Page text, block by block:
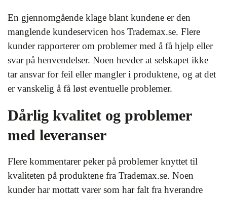
En gjennomgående klage blant kundene er den
manglende kundeservicen hos Trademax.se. Flere
kunder rapporterer om problemer med å få hjelp eller
svar på henvendelser. Noen hevder at selskapet ikke
tar ansvar for feil eller mangler i produktene, og at det
er vanskelig å få løst eventuelle problemer.
Dårlig kvalitet og problemer
med leveranser
Flere kommentarer peker på problemer knyttet til
kvaliteten på produktene fra Trademax.se. Noen
kunder har mottatt varer som har falt fra hverandre